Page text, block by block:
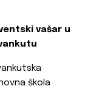
vašar u
škola